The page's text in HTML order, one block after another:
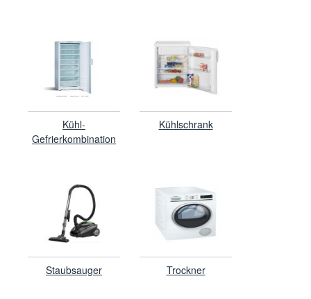
Kühl-
Gefrierkombination
Kühlschrank
Staubsauger Trockner